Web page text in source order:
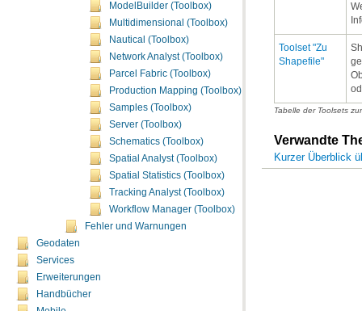
ModelBuilder (Toolbox)
Multidimensional (Toolbox)
Nautical (Toolbox)
Network Analyst (Toolbox)
Parcel Fabric (Toolbox)
Production Mapping (Toolbox)
Samples (Toolbox)
Server (Toolbox)
Schematics (Toolbox)
Spatial Analyst (Toolbox)
Spatial Statistics (Toolbox)
Tracking Analyst (Toolbox)
Workflow Manager (Toolbox)
Fehler und Warnungen
Geodaten
Services
Erweiterungen
Handbücher
Shapefile"
Tabelle der Toolsets
Verwandte
Kurzer Überblick